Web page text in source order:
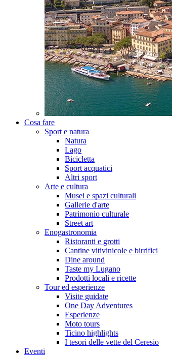
Cosa fare
Sport e natura
Natura
Lago
Bicicletta
Sport acquatici
Altri sport
Arte e cultura
Musei e spazi culturali
Gallerie d'arte
Patrimonio culturale
Street art
Enogastronomia
Ristoranti e grotti
Cantine vitivinicole e birrifici
Dine around
Taste my Lugano
Prodotti locali e ricette
Tour ed esperienze
Visite guidate
One Day Adventures
Esperienze
Moto tours
Ticino highlights
I tesori delle vette del Ceresio
Eventi